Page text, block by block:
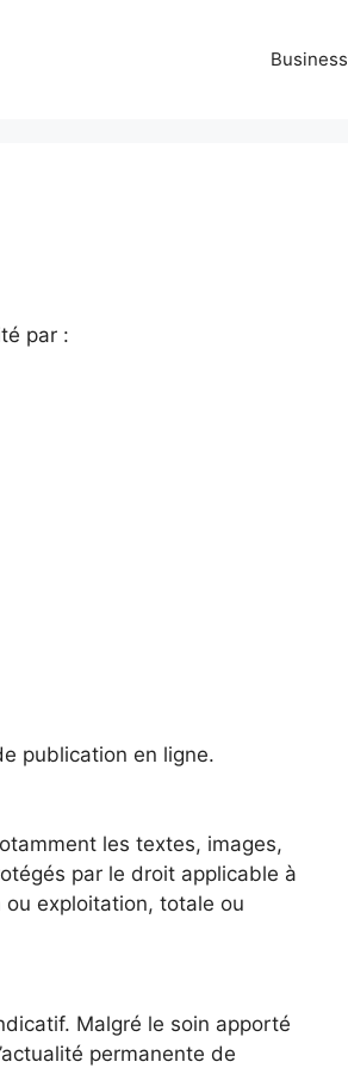
Business
par :
publication en ligne.
les textes, images,
par le droit applicable à
exploitation, totale ou
Malgré le soin apporté
permanente de